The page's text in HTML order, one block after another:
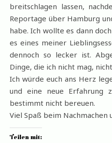
breitschlagen lassen,
Reportage über Hamburg
habe. Ich wollte es dann
es eines meiner
dennoch so lecker ist.
Dinge, die ich nicht mag,
Ich würde euch ans Herz
und eine neue Erfahrung
bestimmt nicht bereuen.
Viel Spaß beim
Teilen mit: